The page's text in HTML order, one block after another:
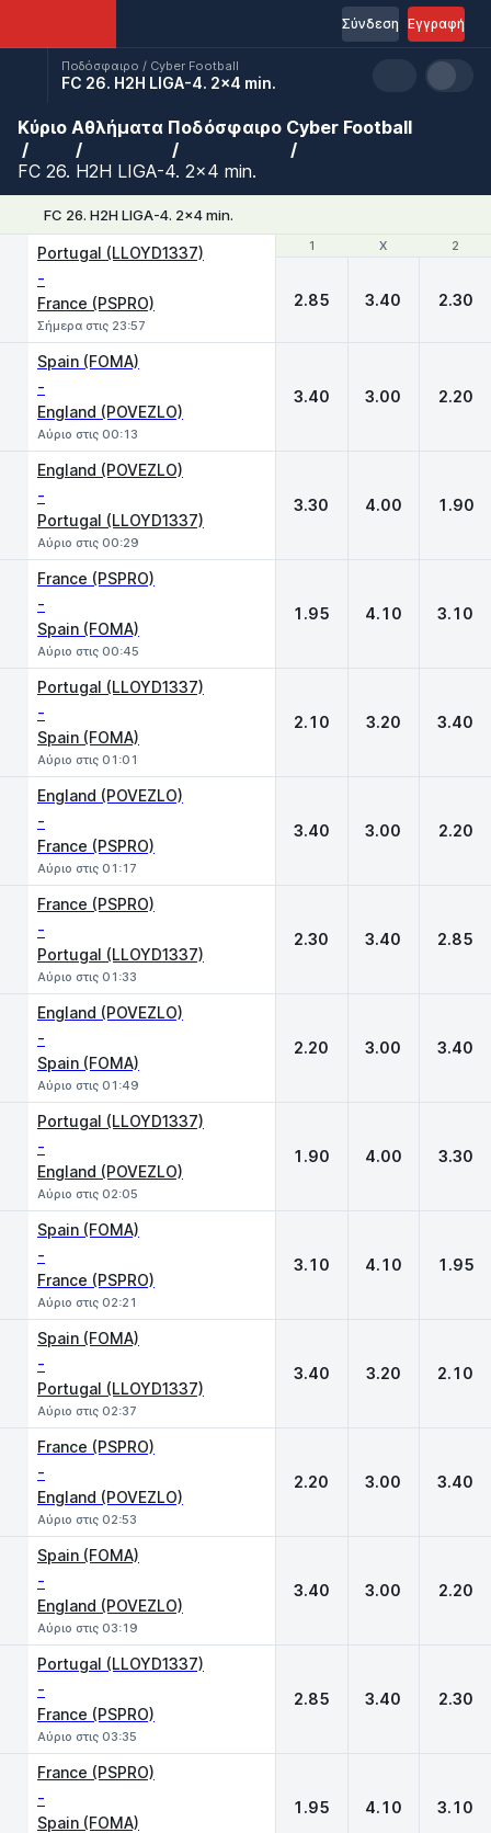
Εγγραφή
Σύνδεση
Ποδόσφαιρο / Cyber Football
FC 26. H2H LIGA-4. 2x4 min.
Κύριο Αθλήματα Ποδόσφαιρο Cyber Football
FC 26. H2H LIGA-4. 2x4 min.
FC 26. H2H LIGA-4. 2x4 min.
1 X 2
Portugal (LLOYD1337)
-
France (PSPRO)
Σήμερα στις 23:57
1 X 2
2.85 3.40 2.30
Spain (FOMA)
-
England (POVEZLO)
Αύριο στις 00:13
3.40 3.00 2.20
England (POVEZLO)
-
Portugal (LLOYD1337)
Αύριο στις 00:29
3.30 4.00 1.90
France (PSPRO)
-
Spain (FOMA)
Αύριο στις 00:45
1.95 4.10 3.10
Portugal (LLOYD1337)
-
Spain (FOMA)
Αύριο στις 01:01
2.10 3.20 3.40
England (POVEZLO)
-
France (PSPRO)
Αύριο στις 01:17
3.40 3.00 2.20
France (PSPRO)
-
Portugal (LLOYD1337)
Αύριο στις 01:33
2.30 3.40 2.85
England (POVEZLO)
-
Spain (FOMA)
Αύριο στις 01:49
2.20 3.00 3.40
Portugal (LLOYD1337)
-
England (POVEZLO)
Αύριο στις 02:05
1.90 4.00 3.30
Spain (FOMA)
-
France (PSPRO)
Αύριο στις 02:21
3.10 4.10 1.95
Spain (FOMA)
-
Portugal (LLOYD1337)
Αύριο στις 02:37
3.40 3.20 2.10
France (PSPRO)
-
England (POVEZLO)
Αύριο στις 02:53
2.20 3.00 3.40
Spain (FOMA)
-
England (POVEZLO)
Αύριο στις 03:19
3.40 3.00 2.20
Portugal (LLOYD1337)
-
France (PSPRO)
Αύριο στις 03:35
2.85 3.40 2.30
France (PSPRO)
-
Spain (FOMA)
1.95 4.10 3.10